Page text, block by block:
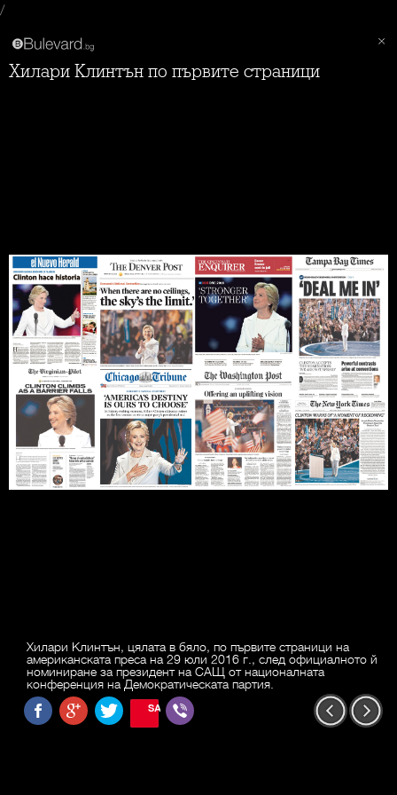
/
Хилари Клинтън по първите страници
Хилари Клинтън, цялата в бяло, по първите страници на
американската преса на 29 юли 2016 г., след официалното й
номиниране за президент на САЩ от националната
конференция на Демократическата партия.
SAVE